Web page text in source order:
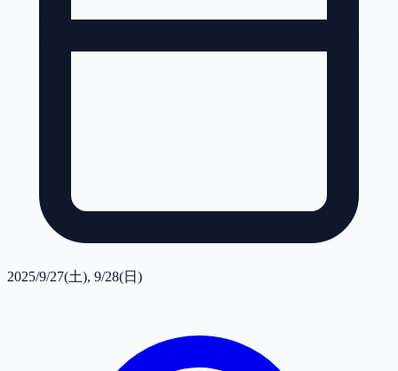
2025/9/27(土), 9/28(日)